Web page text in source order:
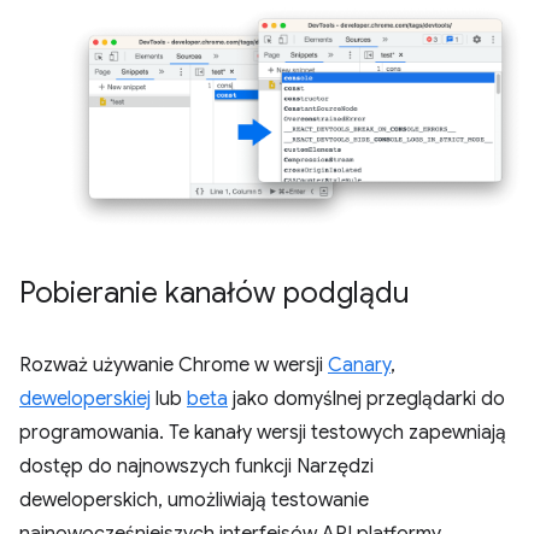
Pobieranie kanałów podglądu
Rozważ używanie Chrome w wersji Canary,
deweloperskiej lub beta jako domyślnej przeglądarki do
programowania. Te kanały wersji testowych zapewniają
dostęp do najnowszych funkcji Narzędzi
deweloperskich, umożliwiają testowanie